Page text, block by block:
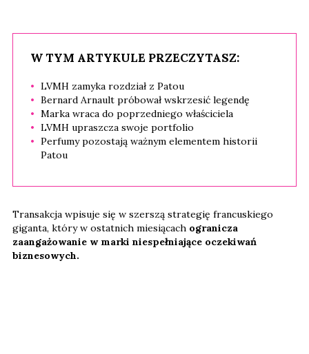
W TYM ARTYKULE PRZECZYTASZ:
LVMH zamyka rozdział z Patou
Bernard Arnault próbował wskrzesić legendę
Marka wraca do poprzedniego właściciela
LVMH upraszcza swoje portfolio
Perfumy pozostają ważnym elementem historii
Patou
Transakcja wpisuje się w szerszą strategię francuskiego
giganta, który w ostatnich miesiącach ogranicza
zaangażowanie w marki niespełniające oczekiwań
biznesowych.